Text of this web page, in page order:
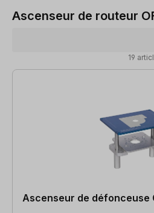
Ascenseur de routeur
19
19 articles trouvés
Ascenseur de défonceuse